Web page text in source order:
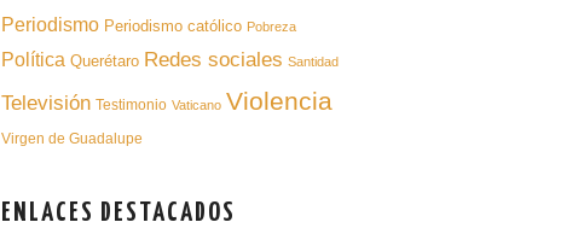
Periodismo Periodismo católico Pobreza
Política Querétaro Redes sociales Santidad
Televisión Testimonio Vaticano Violencia
Virgen de Guadalupe
ENLACES DESTACADOS